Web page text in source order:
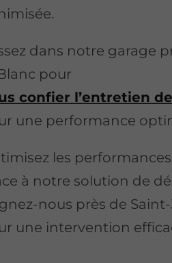
dans notre garage
pour
confier l’entretien
une performance
les
à notre solution de
nous près de
une intervention